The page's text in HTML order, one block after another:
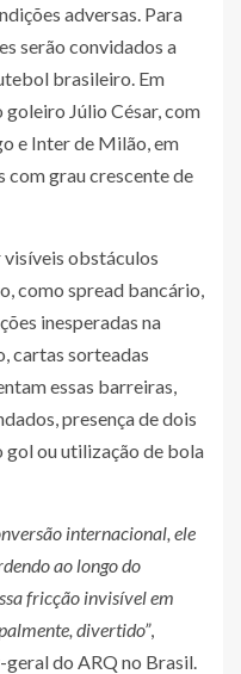
adversas. Para
serão convidados a
brasileiro. Em
Júlio César, com
e Inter de Milão, em
com grau crescente de
obstáculos
como spread bancário,
inesperadas na
cartas sorteadas
essas barreiras,
presença de dois
gol ou utilização de bola
internacional, ele
ao longo do
fricção invisível em
divertido”,
do ARQ no Brasil.